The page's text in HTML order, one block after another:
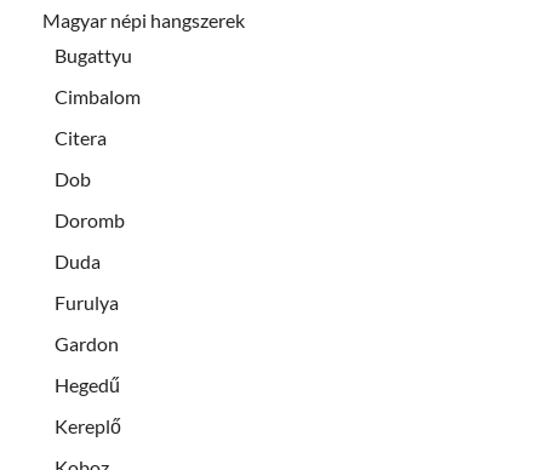
Magyar népi hangszerek
Bugattyu
Cimbalom
Citera
Dob
Doromb
Duda
Furulya
Gardon
Hegedű
Kereplő